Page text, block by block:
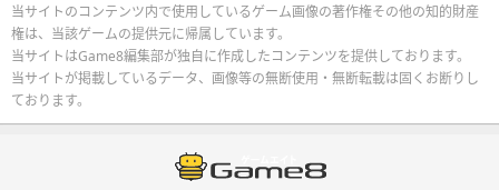
当サイトのコンテンツ内で使用しているゲーム画像の著作権その他の知的財産
権は、当該ゲームの提供元に帰属しています。
当サイトはGame8編集部が独自に作成したコンテンツを提供しております。
当サイトが掲載しているデータ、画像等の無断使用・無断転載は固くお断りし
ております。